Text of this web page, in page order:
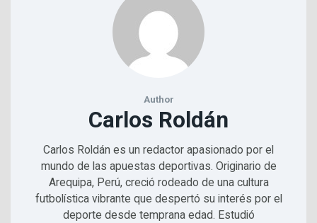
Author
Carlos Roldán
Carlos Roldán es un redactor apasionado por el
mundo de las apuestas deportivas. Originario de
Arequipa, Perú, creció rodeado de una cultura
futbolística vibrante que despertó su interés por el
deporte desde temprana edad. Estudió